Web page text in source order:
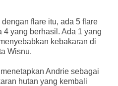
flare itu, ada 5 flare
yang berhasil. Ada 1 yang
kebakaran di
Wisnu.
Andrie sebagai
hutan yang kembali